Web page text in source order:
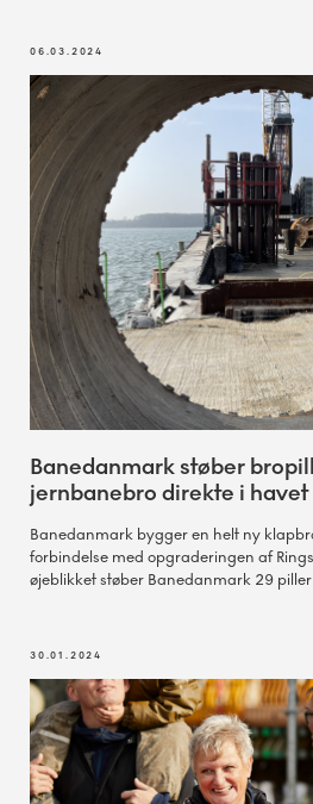
06.03.2024
Banedanmark støber
jernbanebro direkte i havet
Banedanmark bygger en helt ny
forbindelse med opgraderingen af
øjeblikket støber Banedanmark 29
30.01.2024